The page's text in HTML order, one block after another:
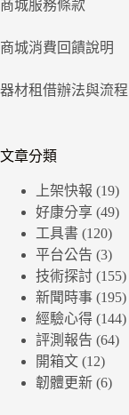
商城服務條款
商城消費回饋說明
器材租借辦法與流程
文章分類
上架快報 (19)
好康分享 (49)
工具書 (120)
平台公告 (3)
技術探討 (155)
新聞時事 (195)
經驗心得 (144)
評測報告 (64)
開箱文 (12)
韌體更新 (6)